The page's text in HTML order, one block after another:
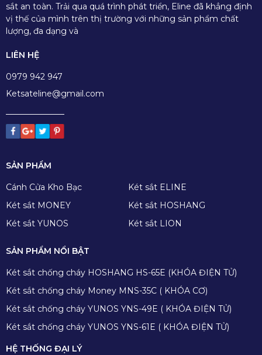
sắt an toàn. Trải qua quá trình phát triển, Eline đã khẳng định
vị thế của mình trên thị trường với những sản phẩm chất
lượng, đa dạng và
LIÊN HỆ
0979 942 947
Ketsateline@gmail.com
SẢN PHẨM
Cánh Cửa Kho Bạc
Két sắt ELINE
Két sắt MONEY
Két sắt HOSHANG
Két sắt YUNOS
Két sắt LION
SẢN PHẨM NỔI BẬT
Két sắt chống cháy HOSHANG HS-65E (KHÓA ĐIỆN TỬ)
Két sắt chống cháy Money MNS-35C ( KHÓA CƠ)
Két sắt chống cháy YUNOS YNS-49E ( KHÓA ĐIỆN TỬ)
Két sắt chống cháy YUNOS YNS-61E ( KHÓA ĐIỆN TỬ)
HỆ THỐNG ĐẠI LÝ